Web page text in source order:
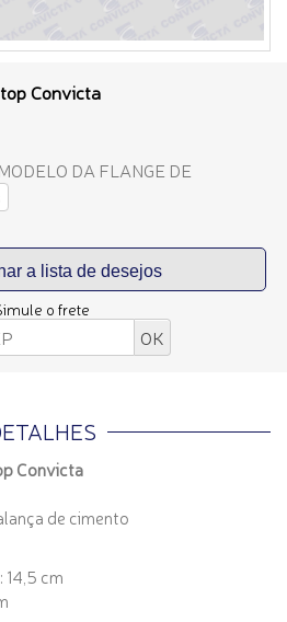
Convicta
DA FLANGE DE
o frete
Convicta
de cimento
14,5 cm